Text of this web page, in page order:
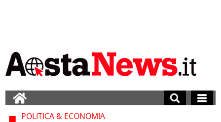
POLITICA & ECONOMIA